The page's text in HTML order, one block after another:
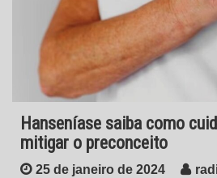
Hanseníase saiba como
mitigar o preconceito
25 de janeiro de 2024